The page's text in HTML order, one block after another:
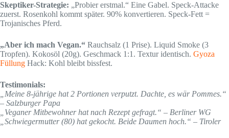
Skeptiker-Strategie: „Probier erstmal.“ Eine Gabel. Speck-Attacke
zuerst. Rosenkohl kommt später. 90% konvertieren. Speck-Fett =
Trojanisches Pferd.
„Aber ich mach Vegan.“ Rauchsalz (1 Prise). Liquid Smoke (3
Tropfen). Kokosöl (20g). Geschmack 1:1. Textur identisch. Gyoza
Füllung Hack: Kohl bleibt bissfest.
Testimonials:
„Meine 8-jährige hat 2 Portionen verputzt. Dachte, es wär Pommes.“
– Salzburger Papa
„Veganer Mitbewohner hat nach Rezept gefragt.“ – Berliner WG
„Schwiegermutter (80) hat gekocht. Beide Daumen hoch.“ – Tiroler